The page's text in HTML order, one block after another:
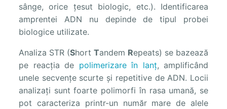
sânge, orice țesut biologic, etc.). Identificarea
amprentei ADN nu depinde de tipul probei
biologice utilizate.
Analiza STR (Short Tandem Repeats) se bazează
pe reacția de polimerizare în lanț, amplificând
unele secvențe scurte și repetitive de ADN. Locii
analizați sunt foarte polimorfi în rasa umană, se
pot caracteriza printr-un număr mare de alele